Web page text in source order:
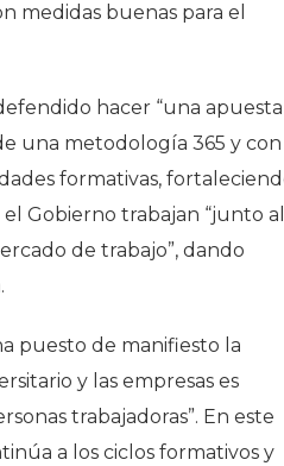
medidas buenas para el
hacer “una apuesta
una metodología 365 y con
formativas,
Gobierno trabajan “junto al
de trabajo”, dando
puesto de manifiesto la
y las empresas es
trabajadoras”. En este
a los ciclos formativos y